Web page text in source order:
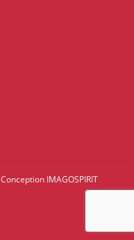
Conception IMAGOSPIRIT